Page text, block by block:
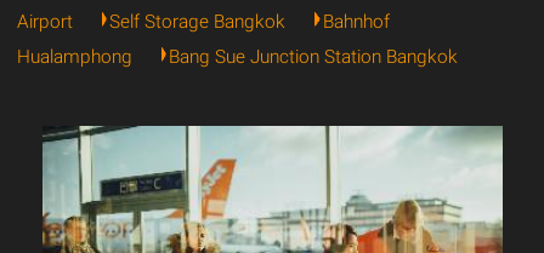
Airport
Self Storage Bangkok
Bahnhof
Hualamphong
Bang Sue Junction Station Bangkok